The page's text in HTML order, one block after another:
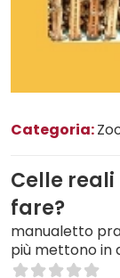
Categoria:
Celle
fare?
manualetto
più mettono in